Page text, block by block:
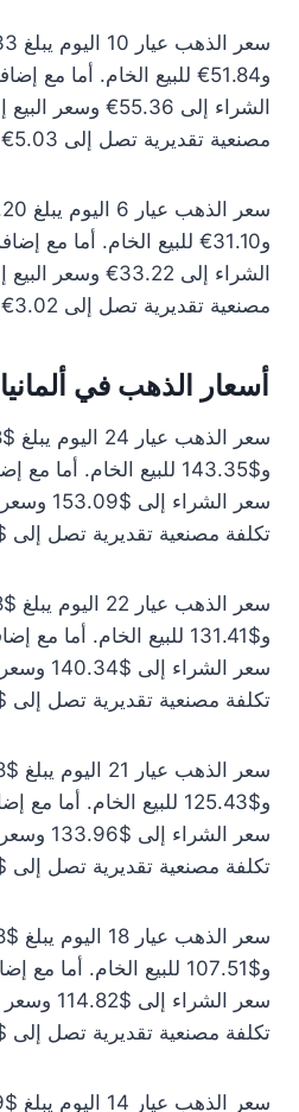
و51.84€ للبيع الخام. أما مع
مصنعية تقديرية تصل إلى 5.03€.
و31.10€ للبيع الخام. أما مع
مصنعية تقديرية تصل إلى 3.02€.
أسعار الذهب في
و$143.35 للبيع الخام. أما
تكلفة مصنعية تقديرية تصل إلى
و$131.41 للبيع الخام. أما
تكلفة مصنعية تقديرية تصل إلى
و$125.43 للبيع الخام. أما
تكلفة مصنعية تقديرية تصل إلى
و$107.51 للبيع الخام. أما
تكلفة مصنعية تقديرية تصل إلى